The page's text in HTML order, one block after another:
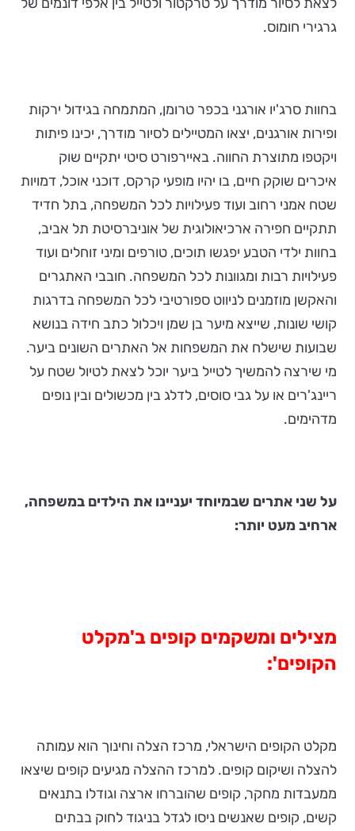
גרגירי חומוס.
בחוות סרג'יו אורגני בכפר טרומן, המתמחה בגידול ירקות
ופירות אורגנים, יצאו המטיילים לסיור מודרך, יכינו פיתות
ויקטפו מתוצרת החווה. באיירפורט סיטי יתקיים שוק
איכרים שוקק חיים, בו יהיו מופעי קרקס, דוכני אוכל, דמויות
שטח אמני רחוב ועוד פעילויות לכל המשפחה, בתל חדיד
תתקיים חפירה ארכיאולוגית של אוניברסיטת תל אביב,
בחוות ילדי הטבע יפגשו תוכים, טורפים ומיני זוחלים ועוד
פעילויות רבות ומגוונות לכל המשפחה. חובבי האתגרים
והאקשן מוזמנים לניווט ספורטיבי לכל המשפחה בדרגות
קושי שונות, שייצא מיער בן שמן ויכלול כתב חידה בנושא
שבועות שישלח את המשפחות אל האתרים השונים ביער.
מי שירצה להמשיך לטייל ביער יוכל לצאת לטיול שטח על
ריינג'רים או על גבי סוסים, לדלג בין מכשולים ובין נופים
מדהימים.
על שני אתרים שבמיוחד יעניינו את הילדים במשפחה,
ארחיב מעט יותר:
מצילים ומשקמים קופים ב'מקלט
הקופים':
מקלט הקופים הישראלי, מרכז הצלה וחינוך הוא עמותה
להצלה ושיקום קופים. למרכז ההצלה מגיעים קופים שיצאו
ממעבדות מחקר, קופים שהוברחו ארצה וגודלו בתנאים
קשים, קופים שאנשים ניסו לגדל בניגוד לחוק בבתים